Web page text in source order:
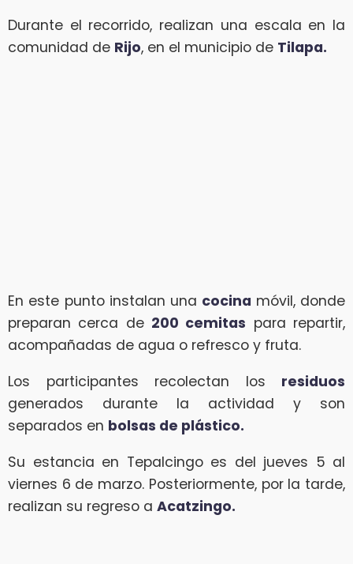
Durante el recorrido, realizan una escala en la
comunidad de Rijo, en el municipio de Tilapa.
En este punto instalan una cocina móvil, donde
preparan cerca de 200 cemitas para repartir,
acompañadas de agua o refresco y fruta.
Los participantes recolectan los residuos
generados durante la actividad y son
separados en bolsas de plástico.
Su estancia en Tepalcingo es del jueves 5 al
viernes 6 de marzo. Posteriormente, por la tarde,
realizan su regreso a Acatzingo.